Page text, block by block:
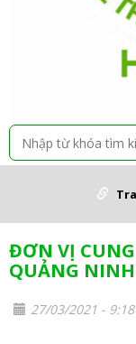
ĐƠN VỊ CUNG
QUẢNG NINH
27/03/2021 -